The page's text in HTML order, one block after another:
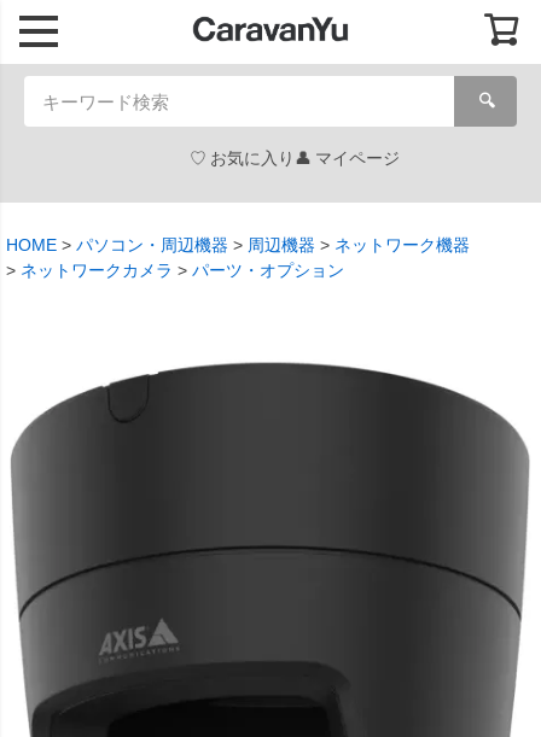
🔍
お気に入り マイページ
HOME パソコン・周辺機器 周辺機器
ネットワーク機器
ネットワークカメラ
パーツ・オプション